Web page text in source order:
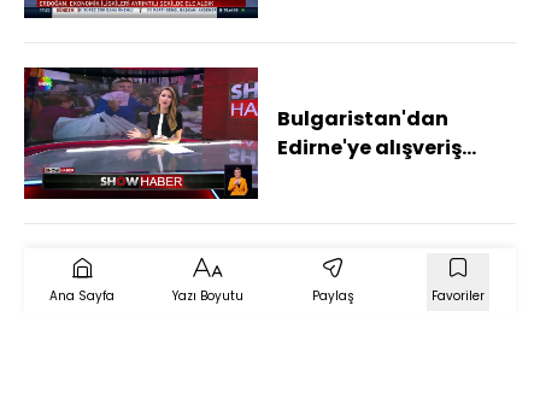
Bulgaristan'dan
Edirne'ye alışveriş
Ana Sayfa Yazı Boyutu Paylaş Favoriler